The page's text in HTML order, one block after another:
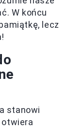
W końcu
lecz
stanowi